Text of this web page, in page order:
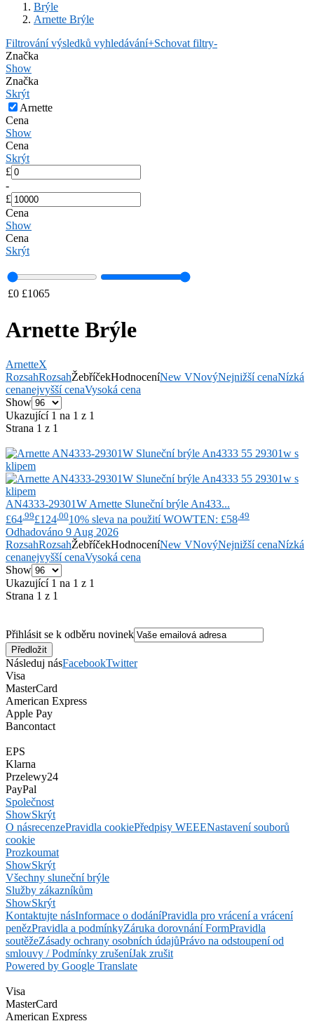
Brýle
Arnette Brýle
Filtrování výsledků vyhledávání+Schovat filtry-
Značka
Show
Značka
Skrýt
Arnette
Cena
Show
Cena
Skrýt
£
-
£
Cena
Show
Cena
Skrýt
£0 £1065
Arnette Brýle
ArnetteX
RozsahRozsahŽebříčekHodnoceníNew VNovýNejnižší cenaNízká
cenanejvyšší cenaVysoká cena
Show
Ukazující 1 na 1 z 1
Strana 1 z 1
AN4333-29301W Arnette Sluneční brýle An433...
£64 .99£124 .0010% sleva na použití WOWTEN: £58 .49
Odhadováno 9 Aug 2026
RozsahRozsahŽebříčekHodnoceníNew VNovýNejnižší cenaNízká
cenanejvyšší cenaVysoká cena
Show
Ukazující 1 na 1 z 1
Strana 1 z 1
Přihlásit se k odběru novinek
Následuj násFacebookTwitter
Visa
MasterCard
American Express
Apple Pay
Bancontact
EPS
Klarna
Przelewy24
PayPal
Společnost
ShowSkrýt
O násrecenzePravidla cookiePředpisy WEEENastavení souborů
cookie
Prozkoumat
ShowSkrýt
Všechny sluneční brýle
Služby zákazníkům
ShowSkrýt
Kontaktujte násInformace o dodáníPravidla pro vrácení a vrácení
penězPravidla a podmínkyZáruka dorovnání FormPravidla
soutěžeZásady ochrany osobních údajůPrávo na odstoupení od
smlouvy / Podmínky zrušeníJak zrušit
Powered by Google Translate
Visa
MasterCard
American Express